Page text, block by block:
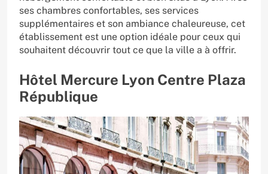
ses chambres confortables, ses services
supplémentaires et son ambiance chaleureuse, cet
établissement est une option idéale pour ceux qui
souhaitent découvrir tout ce que la ville a à offrir.
Hôtel Mercure Lyon Centre Plaza
République